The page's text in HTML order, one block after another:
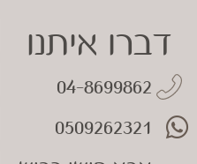
דברו איתנו
04-8699862
0509262321